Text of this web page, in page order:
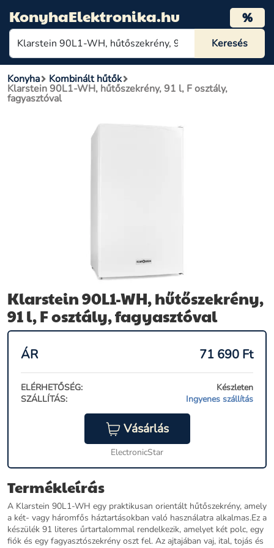
KonyhaElektronika.hu %
Konyha Kombinált hűtők
Klarstein 90L1-WH, hűtőszekrény, 91 l, F osztály,
fagyasztóval
Klarstein 90L1-WH, hűtőszekrény,
91 l, F osztály, fagyasztóval
ÁR 71 690 Ft
ELÉRHETŐSÉG:
Készleten
SZÁLLÍTÁS:
Ingyenes szállítás
Vásárlás
ElectronicStar
Termékleírás
A Klarstein 90L1-WH egy praktikusan orientált hűtőszekrény, amely
a két- vagy háromfős háztartásokban való használatra alkalmas.Ez a
készülék 91 literes űrtartalommal rendelkezik, amelyet két polc, egy
fiók és egy fagyasztószekrény oszt fel. Az ajtajában vaj, ital, tojás és